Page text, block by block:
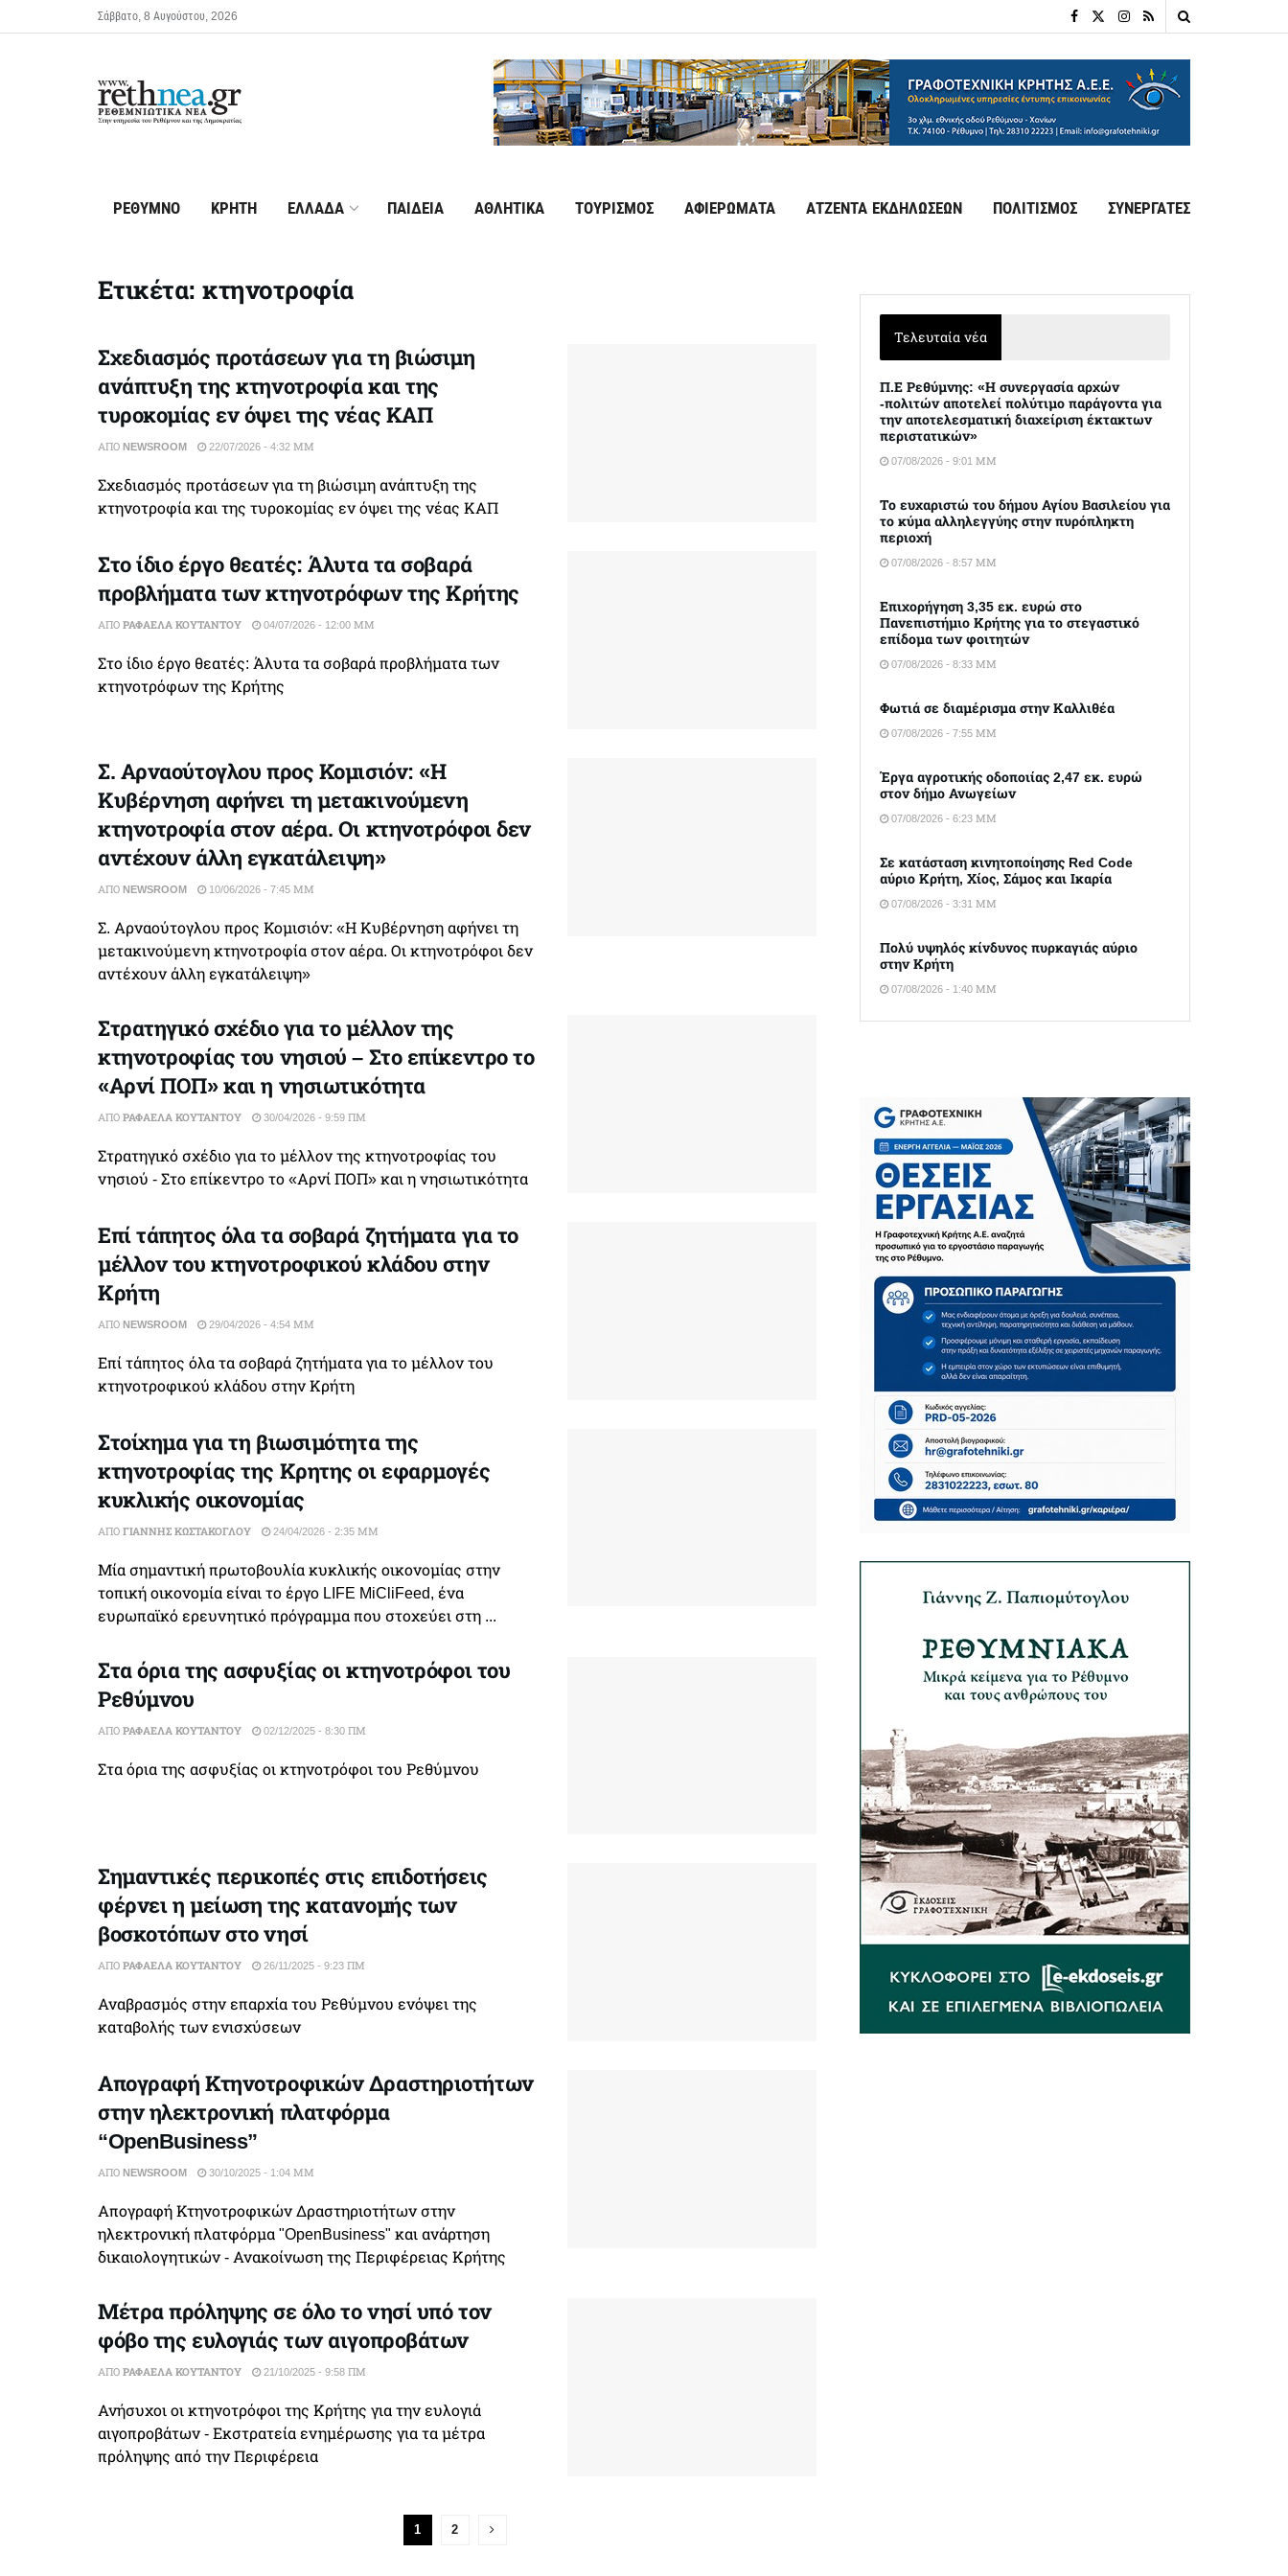
Σάββατο, 8 Αυγούστου, 2026
ΡΕΘΥΜΝΟ ΚΡΗΤΗ ΕΛΛΑΔΑ ΠΑΙΔΕΙΑ ΑΘΛΗΤΙΚΑ ΤΟΥΡΙΣΜΟΣ ΑΦΙΕΡΩΜΑΤΑ ΑΤΖΕΝΤΑ ΕΚΔΗΛΩΣΕΩΝ ΠΟΛΙΤΙΣΜΟΣ ΣΥΝΕΡΓΑΤΕΣ
Ετικέτα:κτηνοτροφία
Σχεδιασμός προτάσεων για τη βιώσιμη
ανάπτυξη της κτηνοτροφία και της
τυροκομίας εν όψει της νέας ΚΑΠ
ΑΠΌ NEWSROOM 22/07/2026 - 4:32 ΜΜ
Σχεδιασμός προτάσεων για τη βιώσιμη ανάπτυξη της
κτηνοτροφία και της τυροκομίας εν όψει της νέας ΚΑΠ
Στο ίδιο έργο θεατές: Άλυτα τα σοβαρά
προβλήματα των κτηνοτρόφων της Κρήτης
ΑΠΌ ΡΑΦΑΈΛΑ ΚΟΥΤΆΝΤΟΥ 04/07/2026 - 12:00 ΜΜ
Στο ίδιο έργο θεατές: Άλυτα τα σοβαρά προβλήματα των
κτηνοτρόφων της Κρήτης
Σ. Αρναούτογλου προς Κομισιόν: «Η
Κυβέρνηση αφήνει τη μετακινούμενη
κτηνοτροφία στον αέρα. Οι κτηνοτρόφοι δεν
αντέχουν άλλη εγκατάλειψη»
ΑΠΌ NEWSROOM 10/06/2026 - 7:45 ΜΜ
Σ. Αρναούτογλου προς Κομισιόν: «Η Κυβέρνηση αφήνει τη
μετακινούμενη κτηνοτροφία στον αέρα. Οι κτηνοτρόφοι δεν
αντέχουν άλλη εγκατάλειψη»
Στρατηγικό σχέδιο για το μέλλον της
κτηνοτροφίας του νησιού – Στο επίκεντρο το
«Αρνί ΠΟΠ» και η νησιωτικότητα
ΑΠΌ ΡΑΦΑΈΛΑ ΚΟΥΤΆΝΤΟΥ 30/04/2026 - 9:59 ΠΜ
Στρατηγικό σχέδιο για το μέλλον της κτηνοτροφίας του
νησιού - Στο επίκεντρο το «Αρνί ΠΟΠ» και η νησιωτικότητα
Επί τάπητος όλα τα σοβαρά ζητήματα για το
μέλλον του κτηνοτροφικού κλάδου στην
Κρήτη
ΑΠΌ NEWSROOM 29/04/2026 - 4:54 ΜΜ
Επί τάπητος όλα τα σοβαρά ζητήματα για το μέλλον του
κτηνοτροφικού κλάδου στην Κρήτη
Στοίχημα για τη βιωσιμότητα της
κτηνοτροφίας της Κρητης οι εφαρμογές
κυκλικής οικονομίας
ΑΠΌ ΓΙΆΝΝΗΣ ΚΩΣΤΆΚΟΓΛΟΥ 24/04/2026 - 2:35 ΜΜ
Μία σημαντική πρωτοβουλία κυκλικής οικονομίας στην
τοπική οικονομία είναι το έργο LIFE MiCliFeed, ένα
ευρωπαϊκό ερευνητικό πρόγραμμα που στοχεύει στη ...
Στα όρια της ασφυξίας οι κτηνοτρόφοι του
Ρεθύμνου
ΑΠΌ ΡΑΦΑΈΛΑ ΚΟΥΤΆΝΤΟΥ 02/12/2025 - 8:30 ΠΜ
Στα όρια της ασφυξίας οι κτηνοτρόφοι του Ρεθύμνου
Σημαντικές περικοπές στις επιδοτήσεις
φέρνει η μείωση της κατανομής των
βοσκοτόπων στο νησί
ΑΠΌ ΡΑΦΑΈΛΑ ΚΟΥΤΆΝΤΟΥ 26/11/2025 - 9:23 ΠΜ
Αναβρασμός στην επαρχία του Ρεθύμνου ενόψει της
καταβολής των ενισχύσεων
Απογραφή Κτηνοτροφικών Δραστηριοτήτων
στην ηλεκτρονική πλατφόρμα
“OpenBusiness”
ΑΠΌ NEWSROOM 30/10/2025 - 1:04 ΜΜ
Απογραφή Κτηνοτροφικών Δραστηριοτήτων στην
ηλεκτρονική πλατφόρμα "OpenBusiness" και ανάρτηση
δικαιολογητικών - Ανακοίνωση της Περιφέρειας Κρήτης
Μέτρα πρόληψης σε όλο το νησί υπό τον
φόβο της ευλογιάς των αιγοπροβάτων
ΑΠΌ ΡΑΦΑΈΛΑ ΚΟΥΤΆΝΤΟΥ 21/10/2025 - 9:58 ΠΜ
Ανήσυχοι οι κτηνοτρόφοι της Κρήτης για την ευλογιά
αιγοπροβάτων - Εκστρατεία ενημέρωσης για τα μέτρα
πρόληψης από την Περιφέρεια
1 2
Τελευταία νέα
Π.Ε Ρεθύμνης: «Η συνεργασία αρχών
-πολιτών αποτελεί πολύτιμο παράγοντα για
την αποτελεσματική διαχείριση έκτακτων
περιστατικών»
07/08/2026 - 9:01 ΜΜ
Το ευχαριστώ του δήμου Αγίου Βασιλείου για
το κύμα αλληλεγγύης στην πυρόπληκτη
περιοχή
07/08/2026 - 8:57 ΜΜ
Επιχορήγηση 3,35 εκ. ευρώ στο
Πανεπιστήμιο Κρήτης για το στεγαστικό
επίδομα των φοιτητών
07/08/2026 - 8:33 ΜΜ
Φωτιά σε διαμέρισμα στην Καλλιθέα
07/08/2026 - 7:55 ΜΜ
Έργα αγροτικής οδοποιίας 2,47 εκ. ευρώ
στον δήμο Ανωγείων
07/08/2026 - 6:23 ΜΜ
Σε κατάσταση κινητοποίησης Red Code
αύριο Κρήτη, Χίος, Σάμος και Ικαρία
07/08/2026 - 3:31 ΜΜ
Πολύ υψηλός κίνδυνος πυρκαγιάς αύριο
στην Κρήτη
07/08/2026 - 1:40 ΜΜ